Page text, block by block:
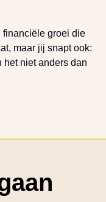
financiële groei die
maar jij snapt ook:
het niet anders dan